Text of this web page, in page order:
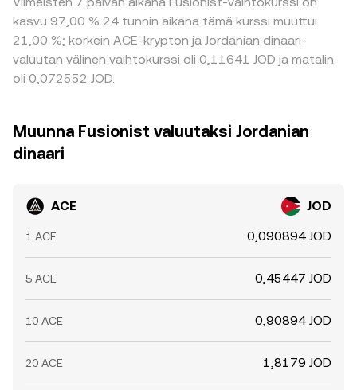
kasvu 97,00 % 24 tunnin aikana tämä kurssi muuttui
21,00 %; korkein ACE-krypton ja Jordanian dinaari-
valuutan välinen vaihtokurssi oli 0,11641 JOD ja matalin
oli 0,072552 JOD.
Muunna Fusionist valuutaksi Jordanian
dinaari
ACE JOD
1 ACE 0,090894 JOD
5 ACE 0,45447 JOD
10 ACE 0,90894 JOD
20 ACE 1,8179 JOD